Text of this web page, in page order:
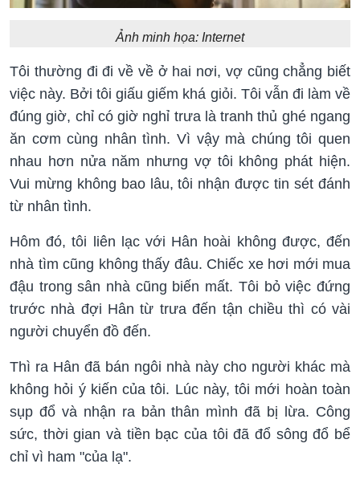
Ảnh minh họa: Internet
Tôi thường đi đi về về ở hai nơi, vợ cũng chẳng biết
việc này. Bởi tôi giấu giếm khá giỏi. Tôi vẫn đi làm về
đúng giờ, chỉ có giờ nghỉ trưa là tranh thủ ghé ngang
ăn cơm cùng nhân tình. Vì vậy mà chúng tôi quen
nhau hơn nửa năm nhưng vợ tôi không phát hiện.
Vui mừng không bao lâu, tôi nhận được tin sét đánh
từ nhân tình.
Hôm đó, tôi liên lạc với Hân hoài không được, đến
nhà tìm cũng không thấy đâu. Chiếc xe hơi mới mua
đậu trong sân nhà cũng biến mất. Tôi bỏ việc đứng
trước nhà đợi Hân từ trưa đến tận chiều thì có vài
người chuyển đồ đến.
Thì ra Hân đã bán ngôi nhà này cho người khác mà
không hỏi ý kiến của tôi. Lúc này, tôi mới hoàn toàn
sụp đổ và nhận ra bản thân mình đã bị lừa. Công
sức, thời gian và tiền bạc của tôi đã đổ sông đổ bể
chỉ vì ham "của lạ".